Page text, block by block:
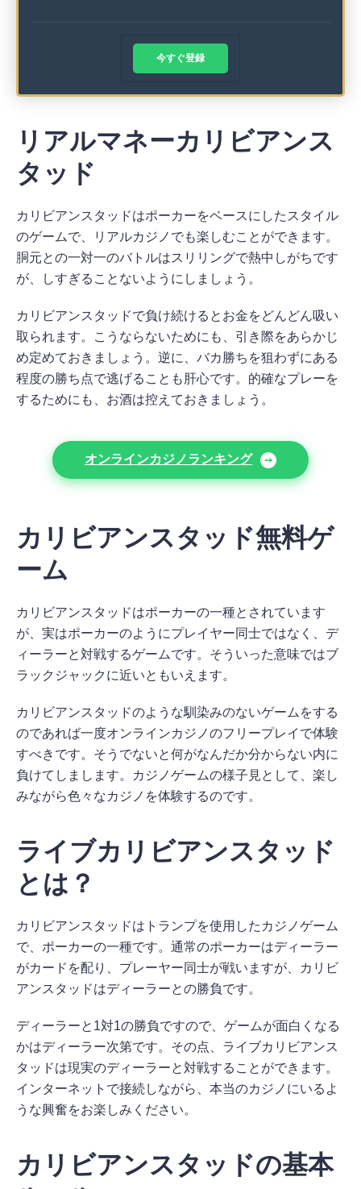
今すぐ登録
リアルマネーカリビアンス
タッド
カリビアンスタッドはポーカーをベースにしたスタイル
のゲームで、リアルカジノでも楽しむことができます。
胴元との一対一のバトルはスリリングで熱中しがちです
が、しすぎることないようにしましょう。
カリビアンスタッドで負け続けるとお金をどんどん吸い
取られます。こうならないためにも、引き際をあらかじ
め定めておきましょう。逆に、バカ勝ちを狙わずにある
程度の勝ち点で逃げることも肝心です。的確なプレーを
するためにも、お酒は控えておきましょう。
オンラインカジノランキング
カリビアンスタッド無料ゲ
ーム
カリビアンスタッドはポーカーの一種とされています
が、実はポーカーのようにプレイヤー同士ではなく、デ
ィーラーと対戦するゲームです。そういった意味ではブ
ラックジャックに近いともいえます。
カリビアンスタッドのような馴染みのないゲームをする
のであれば一度オンラインカジノのフリープレイで体験
すべきです。そうでないと何がなんだか分からない内に
負けてしまします。カジノゲームの様子見として、楽し
みながら色々なカジノを体験するのです。
ライブカリビアンスタッド
とは？
カリビアンスタッドはトランプを使用したカジノゲーム
で、ポーカーの一種です。通常のポーカーはディーラー
がカードを配り、プレーヤー同士が戦いますが、カリビ
アンスタッドはディーラーとの勝負です。
ディーラーと1対1の勝負ですので、ゲームが面白くなる
かはディーラー次第です。その点、ライブカリビアンス
タッドは現実のディーラーと対戦することができます。
インターネットで接続しながら、本当のカジノにいるよ
うな興奮をお楽しみください。
カリビアンスタッドの基本